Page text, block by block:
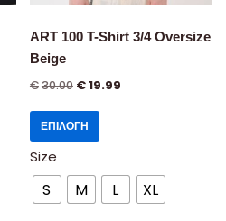
ART 100 T-Shirt 3/4 Oversize
Beige
€30.00 €19.99
ΕΠΙΛΟΓΉ
Size
S M L XL